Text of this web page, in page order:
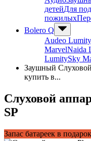
детейДля
пожилых
Bolero Q
Audeo Lumity
MarvelNaida
LumitySky
Заушный
купить в...
Слуховой
SP
Запас батареек в